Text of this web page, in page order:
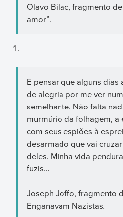
Olavo Bilac, fragmento
amor”.
E pensar que alguns dias
de alegria por me ver
semelhante. Não falta
murmúrio da folhagem, a
com seus espiões à
desarmado que vai
deles. Minha vida
fuzis…
Joseph Joffo, fragmento
Enganavam Nazistas.